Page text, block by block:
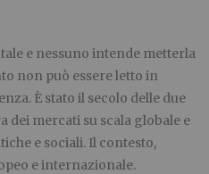
e nessuno intende metterla
non può essere letto in
È stato il secolo delle due
dei mercati su scala globale e
e sociali. Il contesto,
e internazionale.